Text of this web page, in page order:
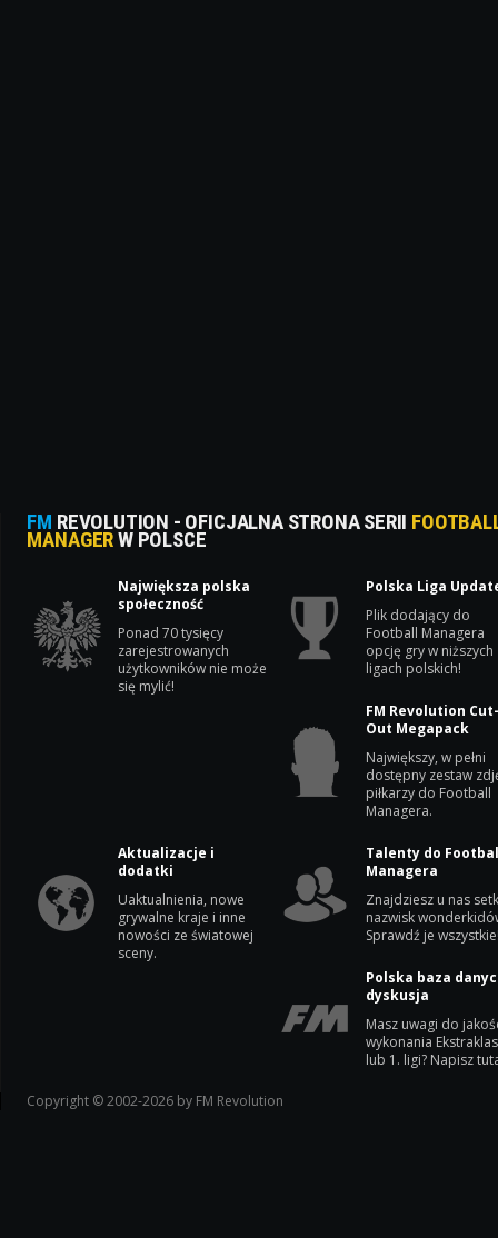
FM REVOLUTION - OFICJALNA STRONA SERII
MANAGERW POLSCE
Największa polska
społeczność
Ponad 70 tysięcy
zarejestrowanych
użytkowników nie może
się mylić!
Polska Liga
Plik dodający do
Football Managera
opcję gry w niższych
ligach polskich!
FM Revolution
Out Megapack
Największy, w pełni
dostępny zestaw
piłkarzy do Football
Managera.
Aktualizacje i
dodatki
Uaktualnienia, nowe
grywalne kraje i inne
nowości ze światowej
sceny.
Talenty do
Managera
Znajdziesz u nas
nazwisk
Sprawdź je
Polska baza
dyskusja
Masz uwagi do
wykonania
lub 1. ligi? Napisz
Copyright © 2002-2026 by FM Revolution